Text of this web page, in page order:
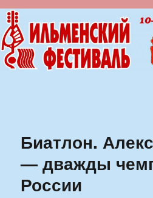
Ильменский
Биатлон.
— дважды
России